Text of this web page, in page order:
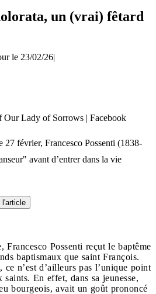
un (vrai) fêtard
le 23/02/26|
Our Lady of Sorrows | Facebook
27 février, Francesco Possenti (1838-
avant d’entrer dans la vie
l'article
Francesco Possenti reçut le baptême
baptismaux que saint François.
ce n’est d’ailleurs pas l’unique point
En effet, dans sa jeunesse,
bourgeois, avait un goût prononcé